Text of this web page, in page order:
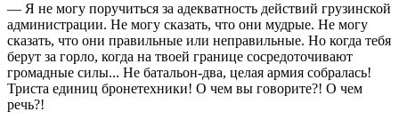
— Я не могу поручиться за адекватность действий грузинской
администрации. Не могу сказать, что они мудрые. Не могу
сказать, что они правильные или неправильные. Но когда тебя
берут за горло, когда на твоей границе сосредоточивают
громадные силы... Не батальон-два, целая армия собралась!
Триста единиц бронетехники! О чем вы говорите?! О чем
речь?!